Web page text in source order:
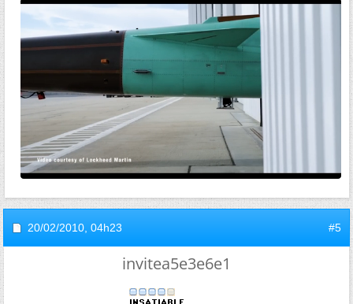
20/02/2010, 04h23 #5
invitea5e3e6e1